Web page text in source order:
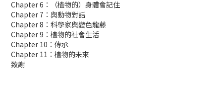
Chapter 6：（植物的）身體會記住
Chapter 7：與動物對話
Chapter 8：科學家與變色龍藤
Chapter 9：植物的社會生活
Chapter 10：傳承
Chapter 11：植物的未來
致謝